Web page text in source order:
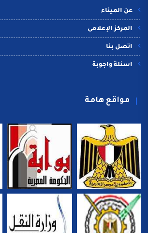
عن الميناء
المركز الإعلامى
اتصل بنا
اسئلة واجوبة
مواقع هامة